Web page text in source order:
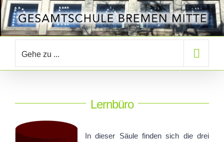
Zum
Inhalt
springen
Gehe zu ...
Lernbüro
In dieser Säule finden sich die drei